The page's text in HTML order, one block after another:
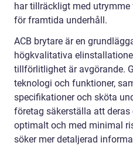
har tillräckligt med
för framtida underhåll.
ACB brytare är en
högkvalitativa
tillförlitlighet är avgörande.
teknologi och funktioner,
specifikationer och sköta
företag säkerställa att
optimalt och med minimal
söker mer detaljerad